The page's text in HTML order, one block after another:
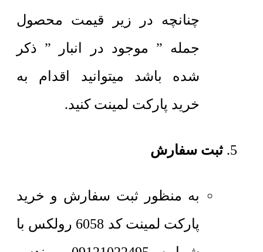
چنانچه در زیر قیمت محصول
جمله ” موجود در انبار ” ذکر
شده باشد میتوانید اقدام به
خرید پارکت لمینت کنید.
ثبت سفارش
به منظور ثبت سفارش و خرید
پارکت لمینت کد 6058 رولکس با